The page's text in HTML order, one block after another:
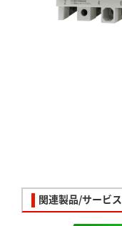
関連製品/サービス